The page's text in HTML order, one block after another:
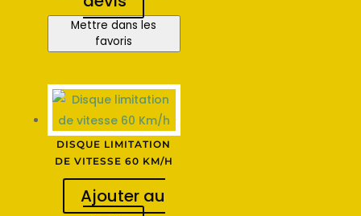
Mettre dans les
favoris
DISQUE LIMITATION
DE VITESSE 60 KM/H
Ajouter au